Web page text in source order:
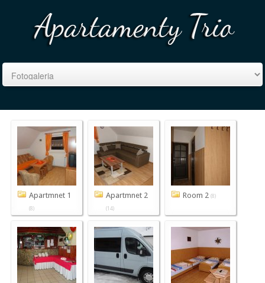
Apartmnet 1
(8)
Apartmnet 2
(14)
Room 2 (8)